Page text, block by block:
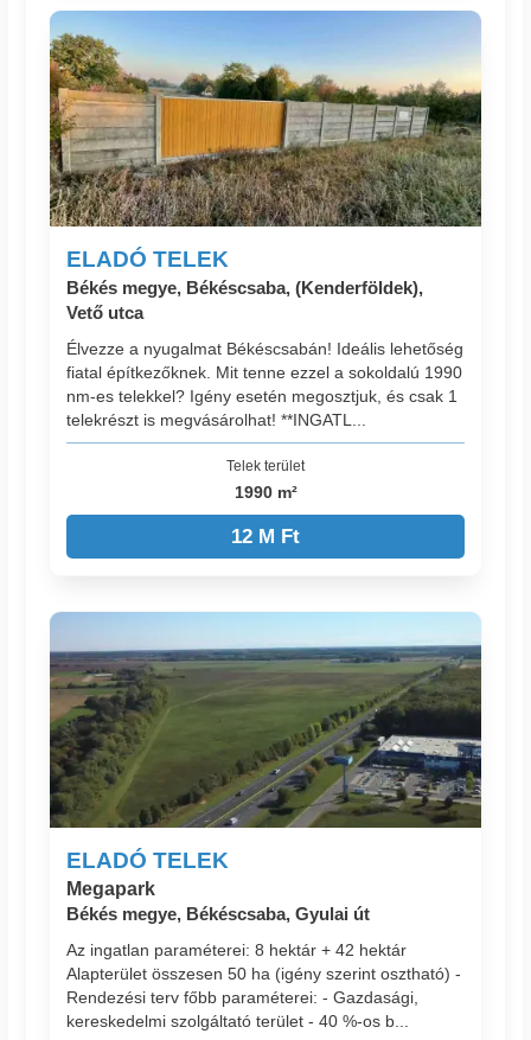
ELADÓ TELEK
Békés megye, Békéscsaba, (Kenderföldek),
Vető utca
Élvezze a nyugalmat Békéscsabán! Ideális lehetőség
fiatal építkezőknek. Mit tenne ezzel a sokoldalú 1990
nm-es telekkel? Igény esetén megosztjuk, és csak 1
telekrészt is megvásárolhat! **INGATL...
Telek terület
1990 m²
12 M Ft
ELADÓ TELEK
Megapark
Békés megye, Békéscsaba, Gyulai út
Az ingatlan paraméterei: 8 hektár + 42 hektár
Alapterület összesen 50 ha (igény szerint osztható) -
Rendezési terv főbb paraméterei: - Gazdasági,
kereskedelmi szolgáltató terület - 40 %-os b...